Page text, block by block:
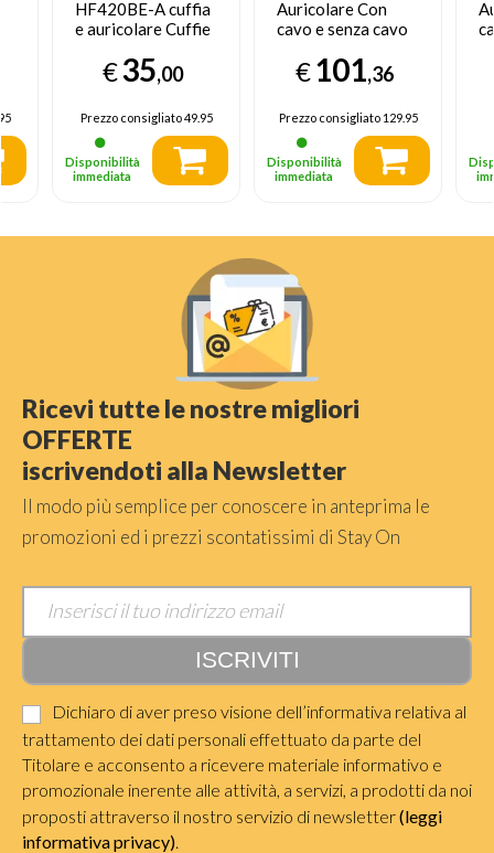
HF420BE-A cuffia
e auricolare Cuffie
Bluetooth Blu,
Nero
€35,00
Prezzo consigliato49.95
Disponibilità
immediata
Auricolare Con
cavo e senza cavo
Musica e Chiamate
USB tipo-C
Bluetooth Nero
€101,36
Prezzo consigliato129.95
Disponibilità
immediata
Ricevi tutte le nostre migliori
OFFERTE
iscrivendoti alla Newsletter
Il modo più semplice per conoscere in anteprima le
promozioni ed i prezzi scontatissimi di Stay On
Dichiaro di aver preso visione dell’informativa relativa al
trattamento dei dati personali effettuato da parte del
Titolare e acconsento a ricevere materiale informativo e
promozionale inerente alle attività, a servizi, a prodotti da noi
proposti attraverso il nostro servizio di newsletter(leggi
informativa privacy).